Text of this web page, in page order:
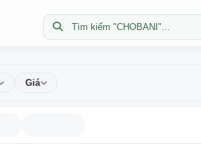
Tìm kiếm "CHOBANI"...
Giá